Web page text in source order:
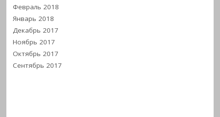
Февраль 2018
Январь 2018
Декабрь 2017
Ноябрь 2017
Октябрь 2017
Сентябрь 2017